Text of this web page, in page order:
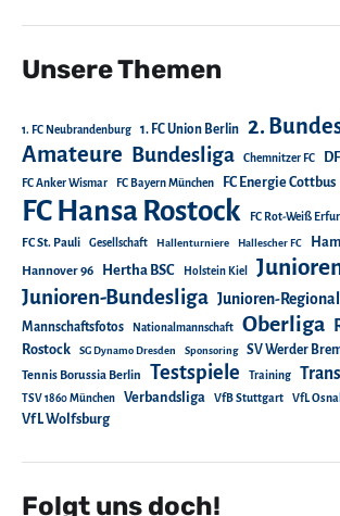
Unsere Themen
1. FC Neubrandenburg 1. FC Union Berlin 2.
Amateure Bundesliga Chemnitzer FC
FC Anker Wismar FC Bayern München FC Energie Cottbus
FC Hansa Rostock FC Rot-Weiß
FC St. Pauli Gesellschaft Hallenturniere Hallescher FC
Hannover 96 Hertha BSC Holstein Kiel
Junioren-Bundesliga Junioren-
Mannschaftsfotos
Nationalmannschaft Oberliga
Rostock SG Dynamo Dresden Sponsoring SV Werder
Tennis Borussia Berlin Testspiele Training
TSV 1860 München Verbandsliga VfB Stuttgart VfL
VfL Wolfsburg
Folgt uns doch!